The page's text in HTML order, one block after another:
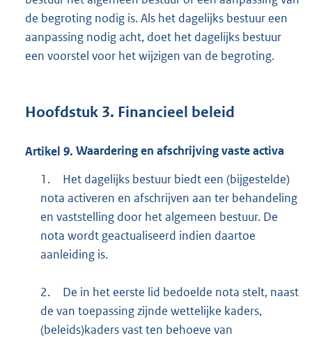
de begroting nodig is. Als het dagelijks bestuur een
aanpassing nodig acht, doet het dagelijks bestuur
een voorstel voor het wijzigen van de begroting.
Hoofdstuk 3. Financieel beleid
Artikel 9. Waardering en afschrijving vaste activa
1.
Het dagelijks bestuur biedt een (bijgestelde)
nota activeren en afschrijven aan ter behandeling
en vaststelling door het algemeen bestuur. De
nota wordt geactualiseerd indien daartoe
aanleiding is.
2.
De in het eerste lid bedoelde nota stelt, naast
de van toepassing zijnde wettelijke kaders,
(beleids)kaders vast ten behoeve van